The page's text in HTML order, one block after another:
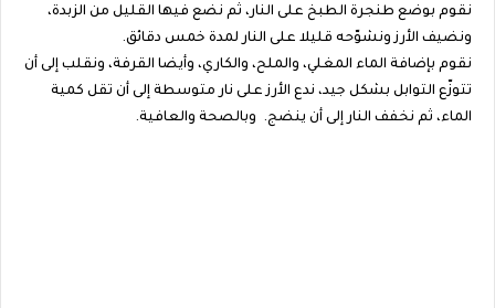
نقوم بوضع طنجرة الطبخ على النار، ثم نضع فيها القليل من الزبدة،
ونضيف الأرز ونشوّحه قليلا على النار لمدة خمس دقائق.
نقوم بإضافة الماء المغلي، والملح، والكاري، وأيضا القرفة، ونقلب إلى أن
تتوزّع التوابل بشكل جيد، ندع الأرز على نار متوسطة إلى أن تقل كمية
الماء، ثم نخفف النار إلى أن ينضج. وبالصحة والعافية.